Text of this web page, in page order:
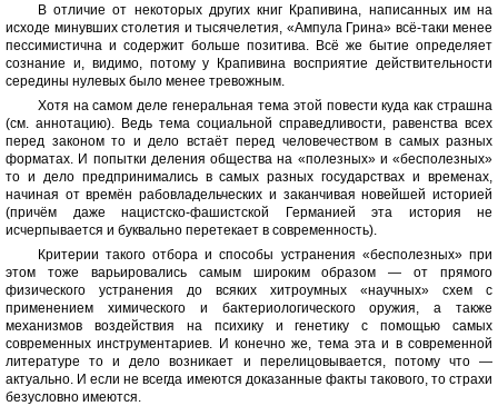
В отличие от некоторых других книг Крапивина, написанных им на
исходе минувших столетия и тысячелетия, «Ампула Грина» всё-таки менее
пессимистична и содержит больше позитива. Всё же бытие определяет
сознание и, видимо, потому у Крапивина восприятие действительности
середины нулевых было менее тревожным.
Хотя на самом деле генеральная тема этой повести куда как страшна
(см. аннотацию). Ведь тема социальной справедливости, равенства всех
перед законом то и дело встаёт перед человечеством в самых разных
форматах. И попытки деления общества на «полезных» и «бесполезных»
то и дело предпринимались в самых разных государствах и временах,
начиная от времён рабовладельческих и заканчивая новейшей историей
(причём даже нацистско-фашистской Германией эта история не
исчерпывается и буквально перетекает в современность).
Критерии такого отбора и способы устранения «бесполезных» при
этом тоже варьировались самым широким образом — от прямого
физического устранения до всяких хитроумных «научных» схем с
применением химического и бактериологического оружия, а также
механизмов воздействия на психику и генетику с помощью самых
современных инструментариев. И конечно же, тема эта и в современной
литературе то и дело возникает и перелицовывается, потому что —
актуально. И если не всегда имеются доказанные факты такового, то страхи
безусловно имеются.